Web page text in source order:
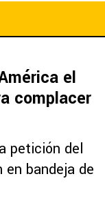
el
complacer
petición del
en bandeja de